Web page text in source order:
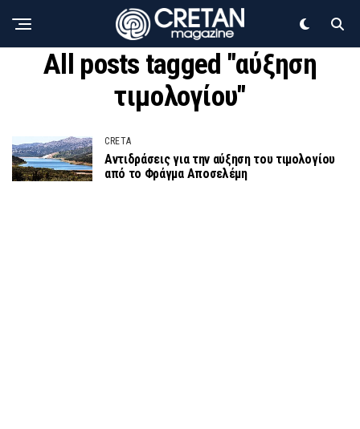
All posts tagged "αύξηση
τιμολογίου"
CRETA
Αντιδράσεις για την αύξηση του τιμολογίου
από το Φράγμα Αποσελέμη